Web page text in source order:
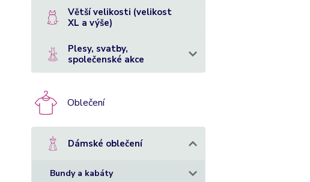
Větší velikosti (velikost
XL a výše)
Plesy, svatby,
společenské akce
Oblečení
Dámské oblečení
Bundy a kabáty